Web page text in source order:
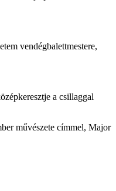
vendégbalettmestere,
a csillaggal
művészete címmel, Major